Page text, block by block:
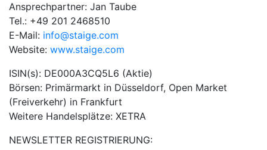
Ansprechpartner: Jan Taube
Tel.: +49 201 2468510
E-Mail: info@staige.com
Website: www.staige.com
ISIN(s): DE000A3CQ5L6 (Aktie)
Börsen: Primärmarkt in Düsseldorf, Open Market
(Freiverkehr) in Frankfurt
Weitere Handelsplätze: XETRA
NEWSLETTER REGISTRIERUNG: